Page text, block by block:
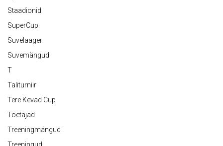
Staadionid
SuperCup
Suvelaager
Suvemängud
T
Taliturniir
Tere Kevad Cup
Toetajad
Treeningmängud